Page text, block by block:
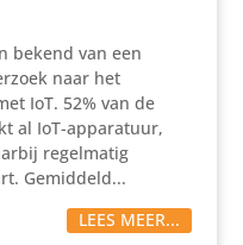
bekend van een
naar het
IoT. 52% van de
al IoT-apparatuur,
regelmatig
Gemiddeld...
LEES MEER...